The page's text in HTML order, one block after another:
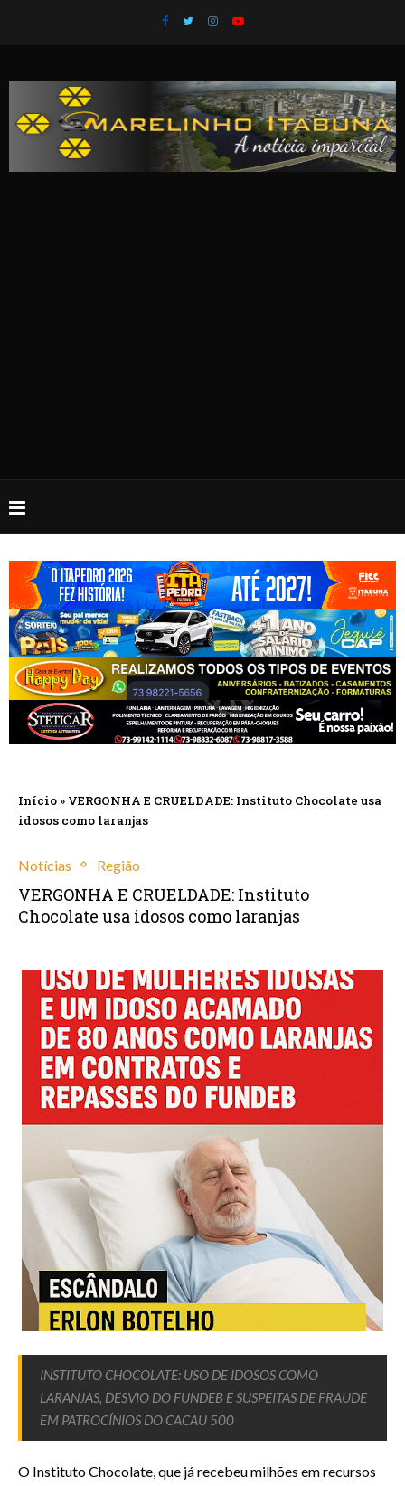
Início» VERGONHA E CRUELDADE: Instituto Chocolate usa
idosos como laranjas
Notícias Região
VERGONHA E CRUELDADE: Instituto
Chocolate usa idosos como laranjas
INSTITUTO CHOCOLATE: USO DE IDOSOS COMO
LARANJAS, DESVIO DO FUNDEB E SUSPEITAS DE FRAUDE
EM PATROCÍNIOS DO CACAU 500
O Instituto Chocolate, que já recebeu milhões em recursos